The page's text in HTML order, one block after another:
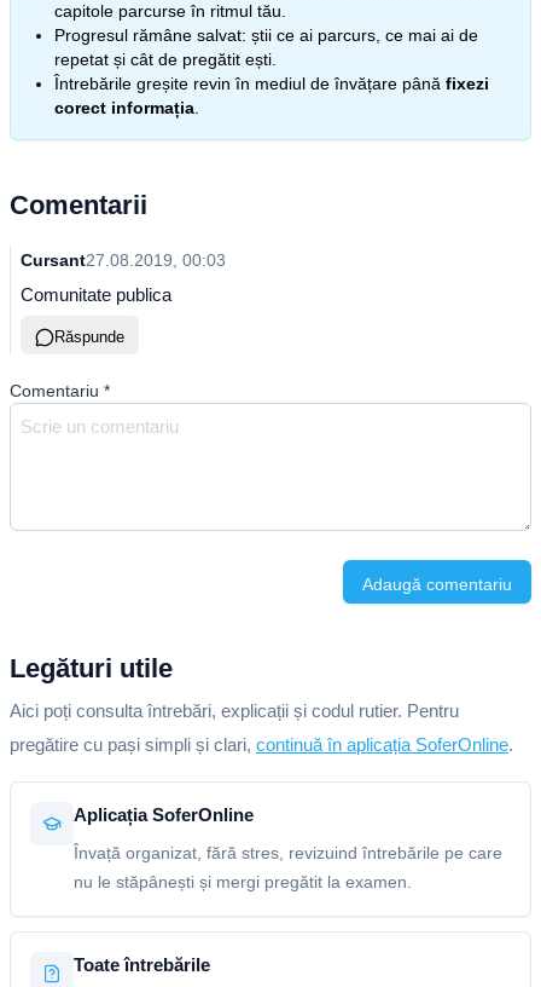
capitole parcurse în ritmul tău.
Progresul rămâne salvat: știi ce ai parcurs, ce mai ai de
repetat și cât de pregătit ești.
Întrebările greșite revin în mediul de învățare până fixezi
corect informația
Comentarii
Cursant27.08.2019, 00:03
Comunitate publica
Răspunde
Comentariu *
Adaugă comentariu
Legături utile
Aici poți consulta întrebări, explicații și codul rutier. Pentru
pregătire cu pași simpli și clari, continuă în aplicația SoferOnline.
Aplicația SoferOnline
Învață organizat, fără stres, revizuind întrebările pe care
nu le stăpânești și mergi pregătit la examen.
Toate întrebările